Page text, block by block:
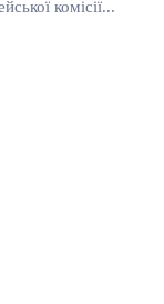
комісії...